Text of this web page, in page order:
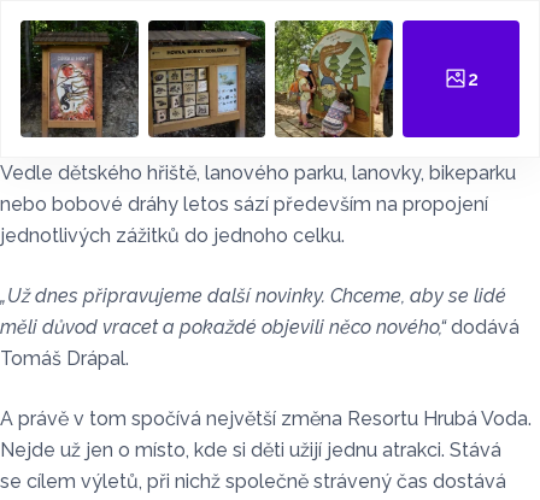
2
Vedle dětského hřiště, lanového parku, lanovky, bikeparku
nebo bobové dráhy letos sází především na propojení
jednotlivých zážitků do jednoho celku.
„Už dnes připravujeme další novinky. Chceme, aby se lidé
měli důvod vracet a pokaždé objevili něco nového,“dodává
Tomáš Drápal.
A právě v tom spočívá největší změna Resortu Hrubá Voda.
Nejde už jen o místo, kde si děti užijí jednu atrakci. Stává
se cílem výletů, při nichž společně strávený čas dostává